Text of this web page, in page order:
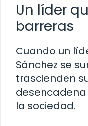
Un líder
barreras
Cuando un
Sánchez se
trascienden
la sociedad.